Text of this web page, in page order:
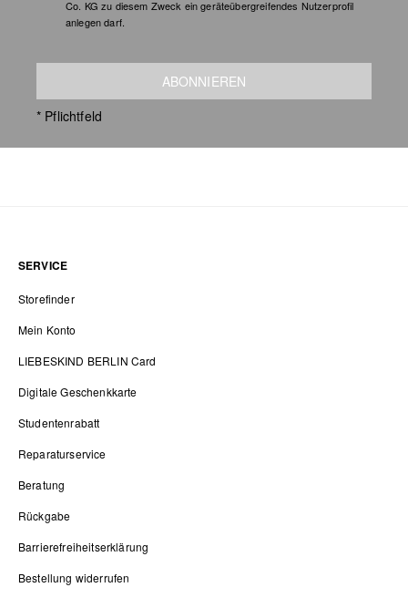
Co. KG zu diesem Zweck ein geräteübergreifendes Nutzerprofil
anlegen darf.
ABONNIEREN
* Pflichtfeld
SERVICE
Storefinder
Mein Konto
LIEBESKIND BERLIN Card
Digitale Geschenkkarte
Studentenrabatt
Reparaturservice
Beratung
Rückgabe
Barrierefreiheitserklärung
Bestellung widerrufen